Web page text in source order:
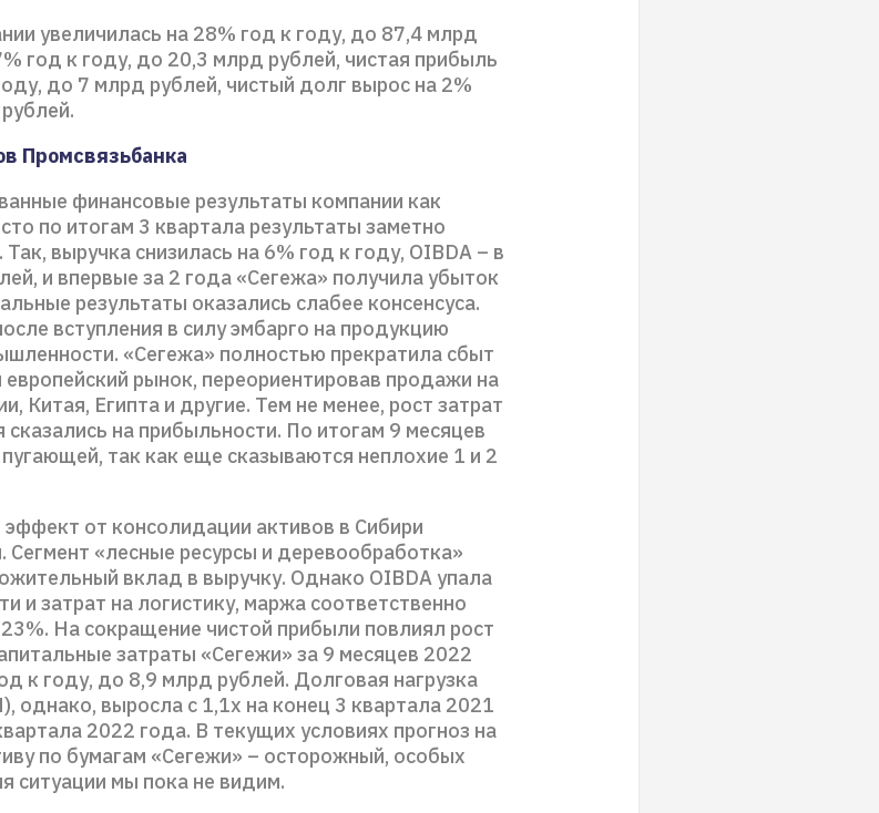
увеличилась на 28% год к году, до 87,4 млрд
год к году, до 20,3 млрд рублей, чистая прибыль
до 7 млрд рублей, чистый долг вырос на 2%
Промсвязьбанка
финансовые результаты компании как
по итогам 3 квартала результаты заметно
выручка снизилась на 6% год к году, OIBDA – в
и впервые за 2 года «Сегежа» получила убыток
результаты оказались слабее консенсуса.
вступления в силу эмбарго на продукцию
«Сегежа» полностью прекратила сбыт
рынок, переориентировав продажи на
Китая, Египта и другие. Тем не менее, рост затрат
сказались на прибыльности. По итогам 9 месяцев
так как еще сказываются неплохие 1 и 2
от консолидации активов в Сибири
Сегмент «лесные ресурсы и деревообработка»
вклад в выручку. Однако OIBDA упала
и затрат на логистику, маржа соответственно
На сокращение чистой прибыли повлиял рост
затраты «Сегежи» за 9 месяцев 2022
к году, до 8,9 млрд рублей. Долговая нагрузка
однако, выросла с 1,1х на конец 3 квартала 2021
2022 года. В текущих условиях прогноз на
по бумагам «Сегежи» – осторожный, особых
ситуации мы пока не видим.